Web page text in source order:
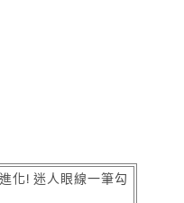
化! 迷人眼線一筆勾